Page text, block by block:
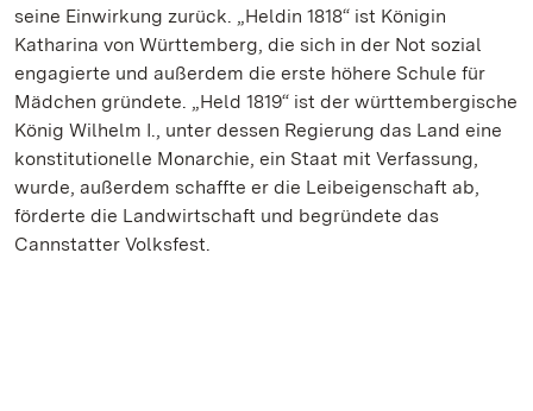
seine Einwirkung zurück. „Heldin 1818“ ist Königin
Katharina von Württemberg, die sich in der Not sozial
engagierte und außerdem die erste höhere Schule für
Mädchen gründete. „Held 1819“ ist der württembergische
König Wilhelm I., unter dessen Regierung das Land eine
konstitutionelle Monarchie, ein Staat mit Verfassung,
wurde, außerdem schaffte er die Leibeigenschaft ab,
förderte die Landwirtschaft und begründete das
Cannstatter Volksfest.